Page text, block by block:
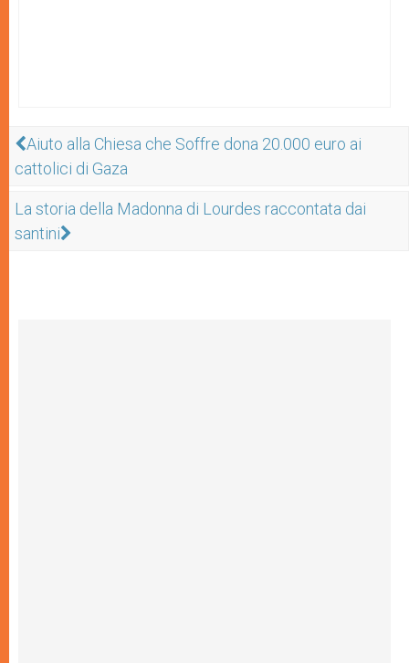
Aiuto alla Chiesa che Soffre dona 20.000 euro ai
cattolici di Gaza
La storia della Madonna di Lourdes raccontata dai
santini